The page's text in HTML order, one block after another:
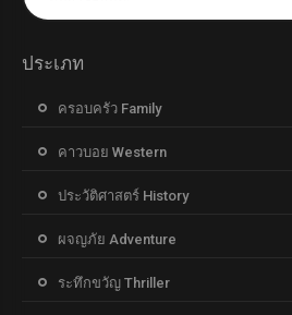
ประเภท
ครอบครัว Family
คาวบอย Western
ประวัติศาสตร์ History
ผจญภัย Adventure
ระทึกขวัญ Thriller